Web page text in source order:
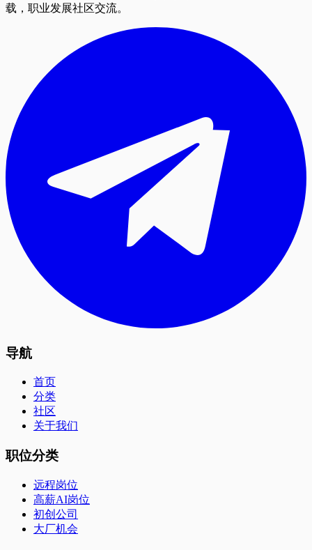
载，职业发展社区交流。
导航
首页
分类
社区
关于我们
职位分类
远程岗位
高薪AI岗位
初创公司
大厂机会